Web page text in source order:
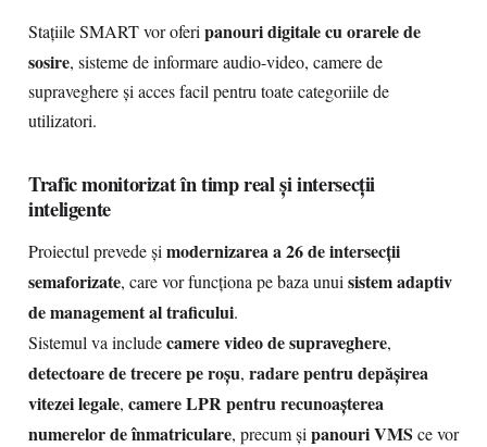
Stațiile SMART vor oferipanouri digitale cu orarele de
sosire, sisteme de informare audio-video, camere de
supraveghere și acces facil pentru toate categoriile de
utilizatori.
Trafic monitorizat în timp real și intersecții
inteligente
Proiectul prevede șimodernizarea a 26 de intersecții
semaforizate, care vor funcționa pe baza unuisistem adaptiv
de management al traficului.
Sistemul va includecamere video de supraveghere,
detectoare de trecere pe roșu, radare pentru depășirea
vitezei legale, camere LPR pentru recunoașterea
numerelor de înmatriculare, precum șipanouri VMS ce vor